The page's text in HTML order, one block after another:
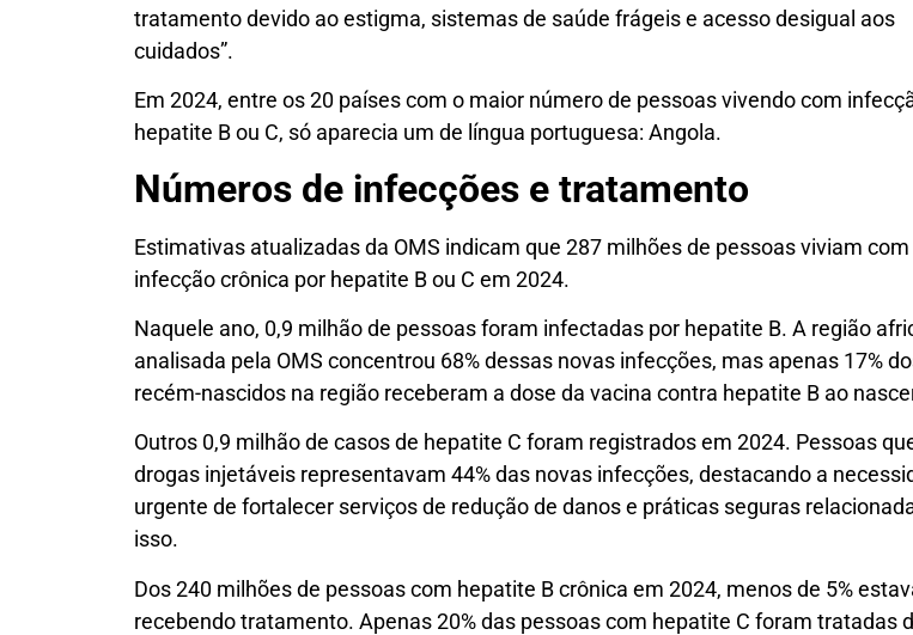
tratamento devido ao estigma, sistemas de saúde frágeis e acesso desigual aos
cuidados”.
Em 2024, entre os 20 países com o maior número de pessoas vivendo com
hepatite B ou C, só aparecia um de língua portuguesa: Angola.
Números de infecções e tratamento
Estimativas atualizadas da OMS indicam que 287 milhões de pessoas viviam com
infecção crônica por hepatite B ou C em 2024.
Naquele ano, 0,9 milhão de pessoas foram infectadas por hepatite B. A região
analisada pela OMS concentrou 68% dessas novas infecções, mas apenas 17%
recém-nascidos na região receberam a dose da vacina contra hepatite B ao
Outros 0,9 milhão de casos de hepatite C foram registrados em 2024. Pessoas
drogas injetáveis representavam 44% das novas infecções, destacando a
urgente de fortalecer serviços de redução de danos e práticas seguras
isso.
Dos 240 milhões de pessoas com hepatite B crônica em 2024, menos de 5%
recebendo tratamento. Apenas 20% das pessoas com hepatite C foram tratadas